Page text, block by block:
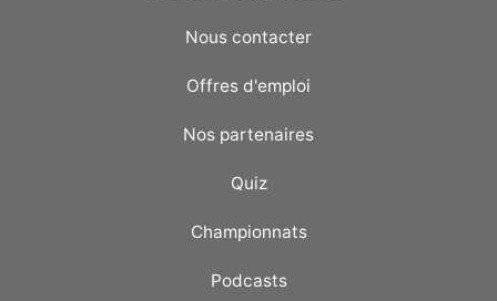
Nous contacter
Offres d'emploi
Nos partenaires
Quiz
Championnats
Podcasts